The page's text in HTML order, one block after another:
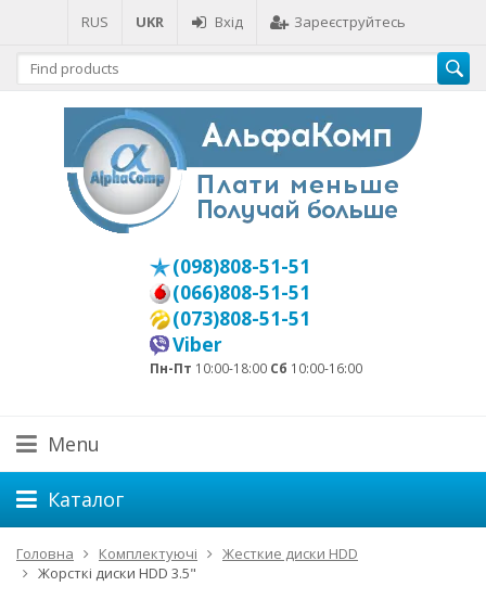
RUS UKR Вхід Зареєструйтесь
(098)808-51-51
(066)808-51-51
(073)808-51-51
Viber
Пн-Пт 10:00-18:00 Сб 10:00-16:00
Menu
Каталог
Головна Комплектуючі
Жесткие диски HDD
Жорсткі диски HDD 3.5"